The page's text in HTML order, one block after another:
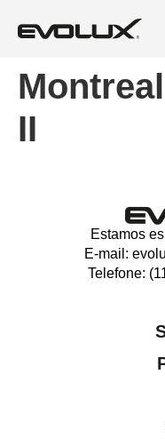
II
Estamos
E-mail:
Telefone: